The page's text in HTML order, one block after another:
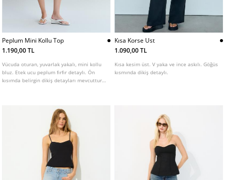
Peplum Mini Kollu Top
1.190,00 TL
Vücuda oturan, yuvarlak yakalı, mini kollu
bluz. Etek ucu peplum fırfır detaylı. Ön
kısımda belirgin dikiş detayları mevcuttur.
Kısa Korse Ust
1.090,00 TL
Kısa kesim üst. V yaka ve ince askılı. Göğüs
kısmında dikiş detaylı.